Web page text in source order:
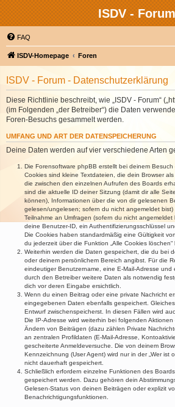
ISDV - Forum
FAQ
ISDV-Homepage Foren
ISDV - Forum - Datenschutzerklärung
Diese Richtlinie beschreibt, wie „ISDV - Forum“
(im Folgenden „der Betreiber“) die Daten
Foren-Besuchs gesammelt werden.
UMFANG UND ART DER DATENSPEICHERUNG
Deine Daten werden auf vier verschiedene Arten
Die Forensoftware phpBB erstellt bei deinem
Cookies sind kleine Textdateien, die dein Browser
die zwischen den einzelnen Aufrufen des Boards
sind die aktuelle ID deiner Sitzung (damit dir alle
können), Informationen über die von dir gelesenen
gelesen/ungelesen; sofern du nicht angemeldet
Teilnahme an Umfragen (sofern du nicht
deine Benutzer-ID, ein Authentifizierungsschlüssel
Die Cookies haben standardmäßig eine Gültigkeit
du jederzeit über die Funktion „Alle Cookies löschen“
Weiterhin werden die Daten gespeichert, die du bei
oder deinem persönlichem Bereich angibst. Für die
eindeutiger Benutzername, eine E-Mail-Adresse und
durch den Betreiber weitere Daten als notwendig
dich vor deren Eingabe ersichtlich.
Wenn du einen Beitrag oder eine private Nachricht
eingegebenen Daten ebenfalls gespeichert.
Entwurf zwischenspeicherst. In diesen Fällen wird
Die IP-Adresse wird weiterhin bei folgenden
Ändern von Beiträgen (dazu zählen Private
an zentralen Profildaten (E-Mail-Adresse,
gescheiterte Anmeldeversuche. Die von deinem
Kennzeichnung (User Agent) wird nur in der „Wer ist
nicht dauerhaft gespeichert.
Schließlich erfordern einzelne Funktionen des
gespeichert werden. Dazu gehören dein
Gelesen-Status von deinen Beiträgen oder explizit
Benachrichtigungsfunktionen.